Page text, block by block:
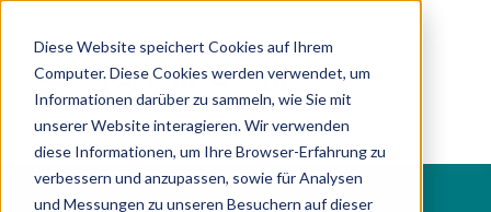
Diese Website speichert Cookies auf Ihrem
Computer. Diese Cookies werden verwendet, um
Informationen darüber zu sammeln, wie Sie mit
unserer Website interagieren. Wir verwenden
diese Informationen, um Ihre Browser-Erfahrung zu
verbessern und anzupassen, sowie für Analysen
und Messungen zu unseren Besuchern auf dieser
DE